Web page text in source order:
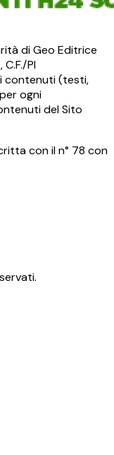
di Geo Editrice
PI
contenuti (testi,
ogni
del Sito
con il n° 78 con